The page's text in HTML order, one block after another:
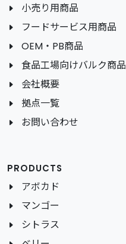
小売り用商品
フードサービス用商品
OEM・PB商品
食品工場向けバルク商品
会社概要
拠点一覧
お問い合わせ
PRODUCTS
アボカド
マンゴー
シトラス